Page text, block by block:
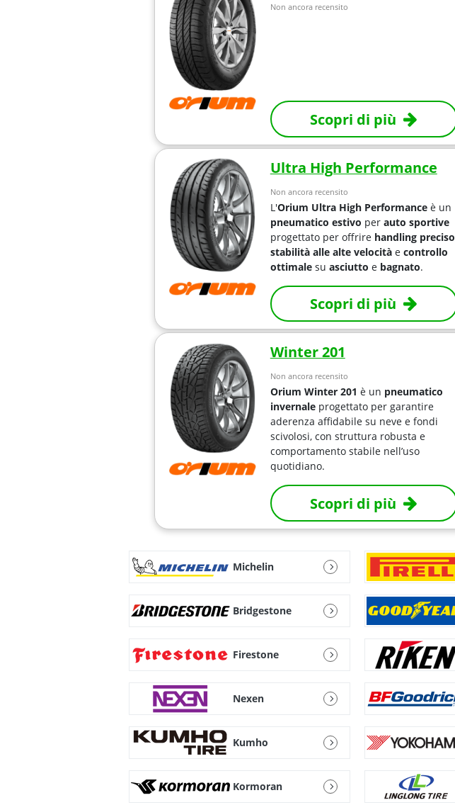
Non ancora recensito
Scopri di più
Ultra High Performance
Non ancora recensito
L'Orium Ultra High Performanceè un
pneumatico estivo per auto sportive
progettato per offrire handling preciso
stabilità alle alte velocitàe controllo
ottimalesu asciutto e bagnato.
Scopri di più
Winter 201
Non ancora recensito
Orium Winter 201 è un pneumatico
invernaleprogettato per garantire
aderenza affidabile su neve e fondi
scivolosi, con struttura robusta e
comportamento stabile nell’uso
quotidiano.
Scopri di più
Michelin
Bridgestone
Firestone
Nexen
Kumho
Kormoran